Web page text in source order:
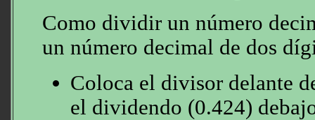
Como dividir un número
un número decimal de dos
Coloca el divisor delante
el dividendo (0.424)